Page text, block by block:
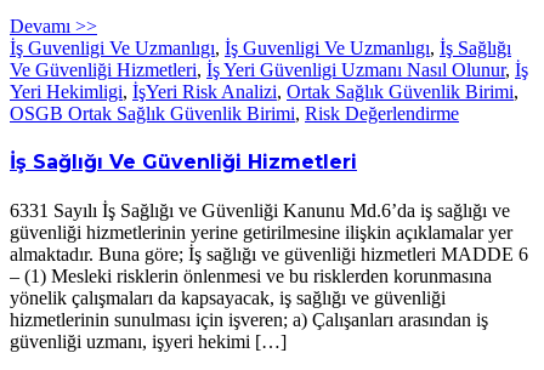
Devamı >>
İş Guvenligi Ve Uzmanlıgı, İş Guvenligi Ve Uzmanlıgı, İş Sağlığı
Ve Güvenliği Hizmetleri, İş Yeri Güvenligi Uzmanı Nasıl Olunur, İş
Yeri Hekimligi, İşYeri Risk Analizi, Ortak Sağlık Güvenlik Birimi,
OSGB Ortak Sağlık Güvenlik Birimi, Risk Değerlendirme
İş Sağlığı Ve Güvenliği Hizmetleri
6331 Sayılı İş Sağlığı ve Güvenliği Kanunu Md.6’da iş sağlığı ve
güvenliği hizmetlerinin yerine getirilmesine ilişkin açıklamalar yer
almaktadır. Buna göre; İş sağlığı ve güvenliği hizmetleri MADDE 6
– (1) Mesleki risklerin önlenmesi ve bu risklerden korunmasına
yönelik çalışmaları da kapsayacak, iş sağlığı ve güvenliği
hizmetlerinin sunulması için işveren; a) Çalışanları arasından iş
güvenliği uzmanı, işyeri hekimi […]